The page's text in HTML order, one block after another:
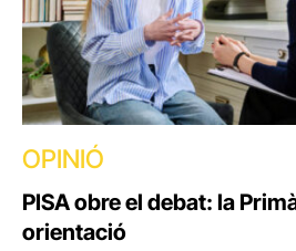
OPINIÓ
PISA obre el debat: la
orientació